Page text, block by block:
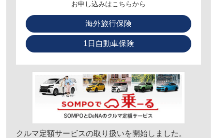
お申し込みはこちらから
海外旅行保険
1日自動車保険
クルマ定額サービスの取り扱いを開始しました。